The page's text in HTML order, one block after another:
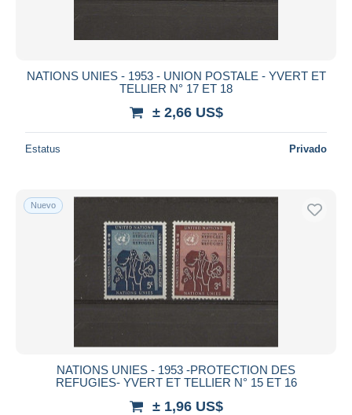
NATIONS UNIES - 1953 - UNION POSTALE - YVERT ET
TELLIER N° 17 ET 18
± 2,66 US$
Estatus Privado
Nuevo
NATIONS UNIES - 1953 -PROTECTION DES
REFUGIES- YVERT ET TELLIER N° 15 ET 16
± 1,96 US$